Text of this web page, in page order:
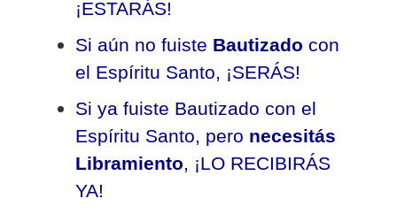
¡ESTARÁS!
Si aún no fuiste Bautizado con
el Espíritu Santo, ¡SERÁS!
Si ya fuiste Bautizado con el
Espíritu Santo, pero necesitás
Libramiento, ¡LO RECIBIRÁS
YA!